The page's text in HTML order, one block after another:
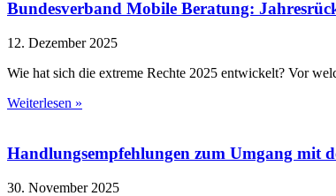
Bundesverband Mobile Beratung:
12. Dezember 2025
Wie hat sich die extreme Rechte 2025 entwickelt? Vor
Weiterlesen »
Handlungsempfehlungen zum Umgang mit
30. November 2025